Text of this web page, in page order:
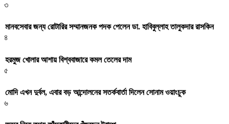
৩
মানবসেবার জন্য রোটারির সম্মানজনক পদক পেলেন ডা. হাবিবুল্লাহ তালুকদার রাসকিন
৪
হরমুজ খোলার আশায় বিশ্ববাজারে কমল তেলের দাম
৫
মোদি এখন দুর্বল, এবার বড় আন্দোলনের সতর্কবার্তা দিলেন সোনাম ওয়াংচুক
৬